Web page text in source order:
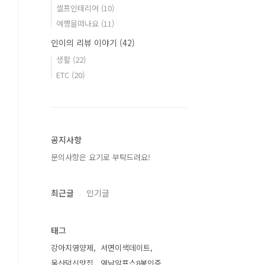
셀프인테리어 (10)
여행을떠나요 (11)
인이의 리뷰 이야기 (42)
생활 (22)
ETC (20)
공지사항
문의사항은 요기로 부탁드려요!
최근글 인기글
태그
강아지영양제
서면이색데이트